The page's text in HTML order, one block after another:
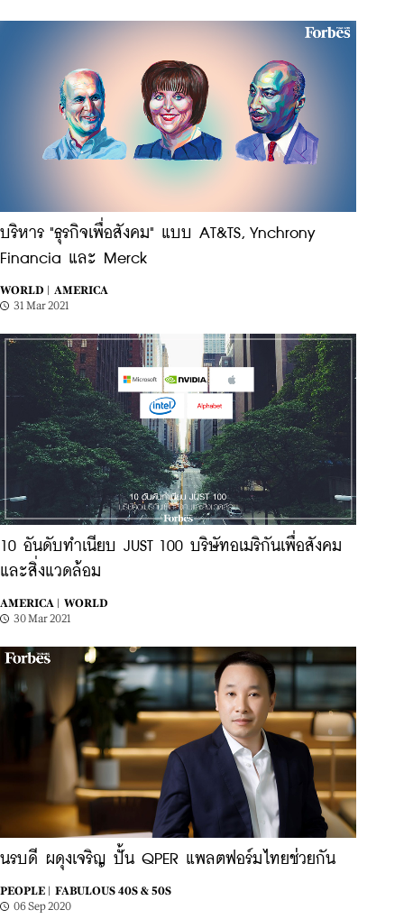
บริหาร "ธุรกิจเพื่อสังคม" แบบ AT&TS, Ynchrony
Financia และ Merck
WORLD |
AMERICA
31 Mar 2021
10 อันดับทำเนียบ JUST 100 บริษัทอเมริกันเพื่อสังคม
และสิ่งแวดล้อม
AMERICA |
WORLD
30 Mar 2021
นรบดี ผดุงเจริญ ปั้น QPER แพลตฟอร์มไทยช่วยกัน
PEOPLE |
FABULOUS 40S & 50S
06 Sep 2020